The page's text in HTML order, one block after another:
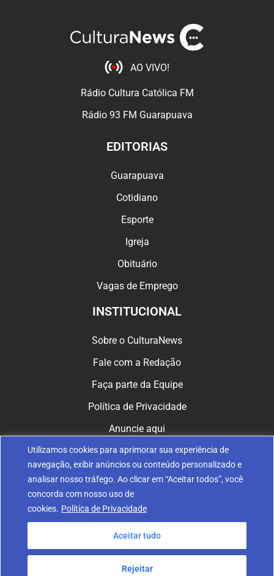
Utilizamos cookies para aprimorar sua experiência de
navegação, exibir anúncios ou conteúdo personalizado e
analisar nosso tráfego. Ao clicar em “Aceitar todos”, você
concorda com nosso uso de
cookies. Política de Privacidade
Rejeitar
Aceitar tudo
AO VIVO!
Rádio Cultura Católica FM
Rádio 93 FM Guarapuava
EDITORIAS
Guarapuava
Cotidiano
Esporte
Igreja
Obituário
Vagas de Emprego
INSTITUCIONAL
Sobre o CulturaNews
Fale com a Redação
Faça parte da Equipe
Política de Privacidade
Anuncie aqui
CULTURA NAS REDES
© 2024 Fundação Nossa Senhora de Belém de Guarapuava. Todos
os direitos reservados.